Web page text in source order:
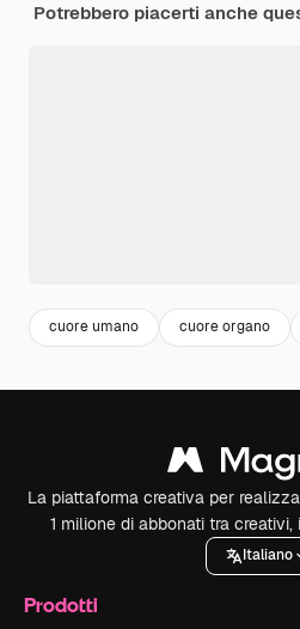
Potrebbero piacerti anche
cuore umano cuore organo
La piattaforma creativa per
1 milione di abbonati tra
Italiano
Prodotti